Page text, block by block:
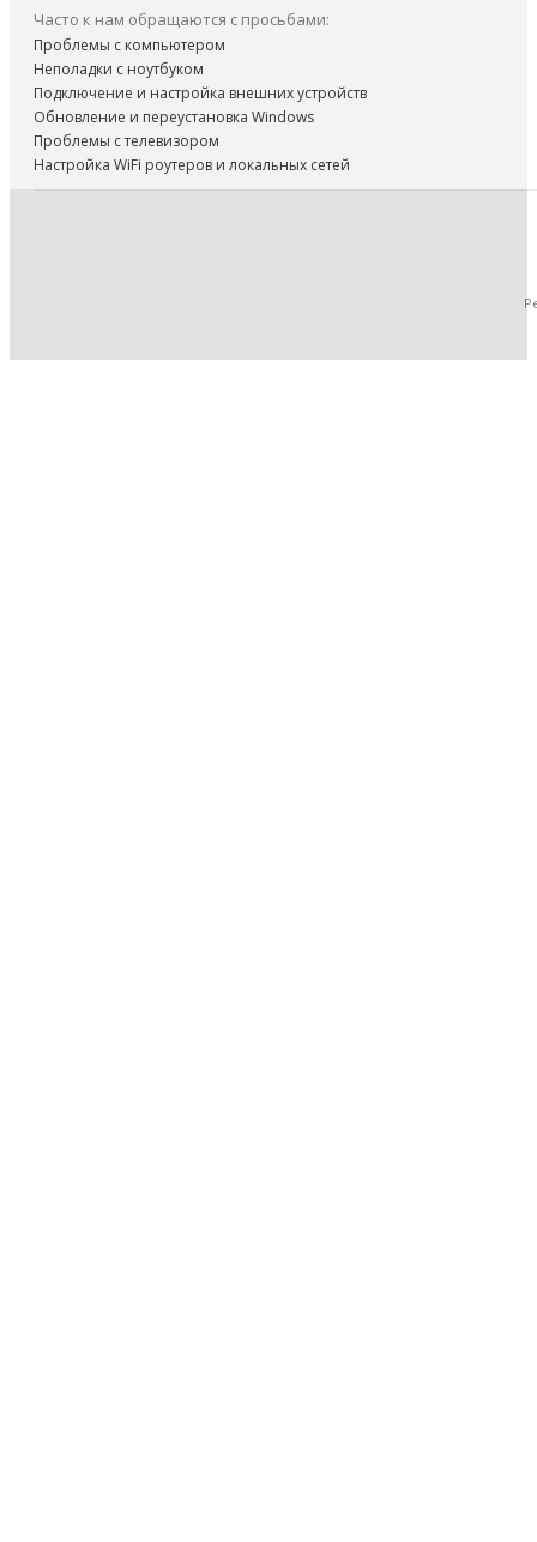
Часто к нам обращаются с просьбами:
Проблемы с компьютером
Неполадки с ноутбуком
Подключение и настройка внешних устройств
Обновление и переустановка Windows
Проблемы с телевизором
Настройка WiFi роутеров и локальных сетей